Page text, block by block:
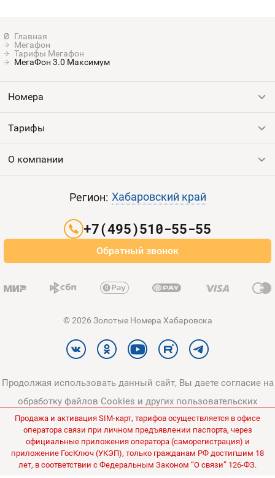
Мегафон
Тарифы Мегафон
МегаФон 3.0 Максимум
Номера
Все номера
Тарифы
Выгодные тарифы
О компании
Оплата и доставка
Регион: Хабаровский край
+7(495)510-55-55
Обратный звонок
© 2026 Золотые Номера Хабаровска
Продолжая использовать данный сайт, Вы даете согласие на
обработку файлов Cookies и других пользовательских
данных, в соответствии сПолитикой конфиденциальности
Политикой в отношении обработки персональных данных
Все цены на сайте указаны без НДС.
Продажа и активация SIM-карт, тарифов осуществляется в офисе
оператора связи при личном предъявлении паспорта, через
официальные приложения оператора (саморегистрация) и
приложение ГосКлюч (УКЭП), только гражданам РФ достигшим 18
лет, в соответствии с Федеральным Законом “О связи” 126-ФЗ.